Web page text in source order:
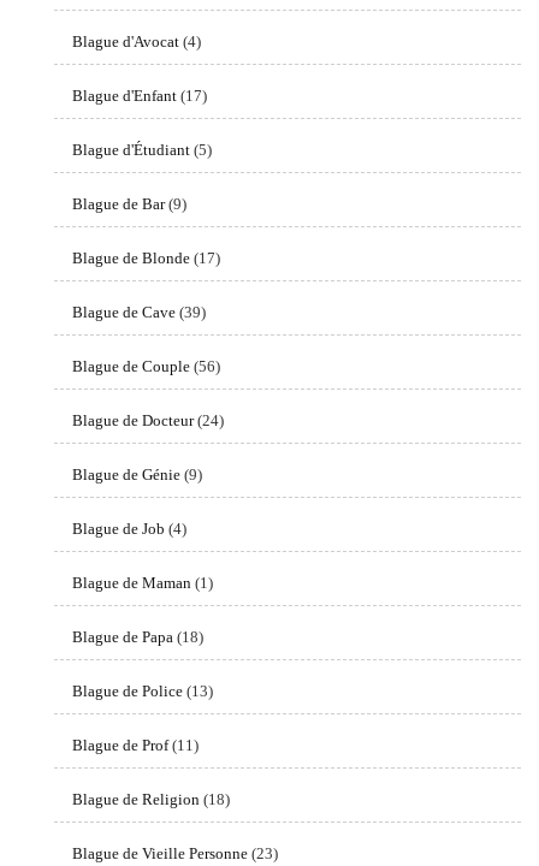
Blague d'Avocat (4)
Blague d'Enfant (17)
Blague d'Étudiant (5)
Blague de Bar(9)
Blague de Blonde (17)
Blague de Cave (39)
Blague de Couple (56)
Blague de Docteur(24)
Blague de Génie (9)
Blague de Job (4)
Blague de Maman (1)
Blague de Papa (18)
Blague de Police (13)
Blague de Prof(11)
Blague de Religion (18)
Blague de Vieille Personne (23)